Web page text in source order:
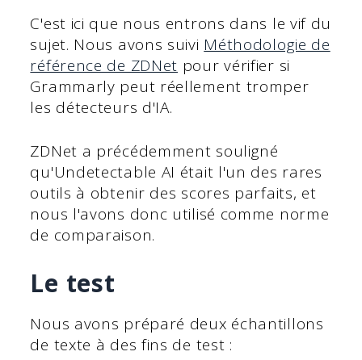
C'est ici que nous entrons dans le vif du
sujet. Nous avons suivi Méthodologie de
référence de ZDNet pour vérifier si
Grammarly peut réellement tromper
les détecteurs d'IA.
ZDNet a précédemment souligné
qu'Undetectable AI était l'un des rares
outils à obtenir des scores parfaits, et
nous l'avons donc utilisé comme norme
de comparaison.
Le test
Nous avons préparé deux échantillons
de texte à des fins de test :